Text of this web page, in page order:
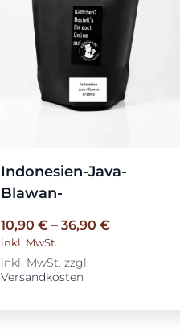
Indonesien-Java-
Blawan-
10,90€ –36,90€
inkl. MwSt.
inkl. MwSt. zzgl.
Versandkosten